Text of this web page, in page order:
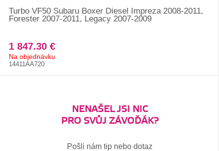
Turbo VF50 Subaru Boxer Diesel Impreza 2008-2011,
Forester 2007-2011, Legacy 2007-2009
1 847.30 €
Na objednávku
14411AA720
NENAŠEL JSI NIC
PRO SVŮJ ZÁVOĎÁK?
Pošli nám tip nebo dotaz